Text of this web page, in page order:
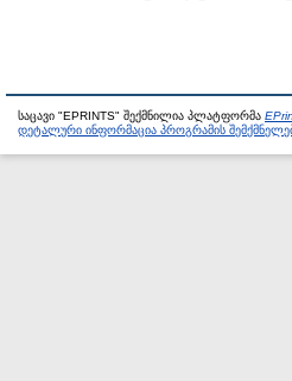
საცავი "EPRINTS" შექმნილია პლატფორმა
დეტალური ინფორმაცია პროგრამის